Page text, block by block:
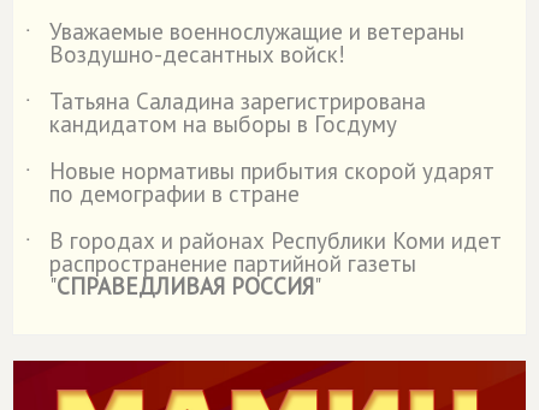
˙
Уважаемые военнослужащие и ветераны
Воздушно-десантных войск!
˙
Татьяна Саладина зарегистрирована
кандидатом на выборы в Госдуму
˙
Новые нормативы прибытия скорой ударят
по демографии в стране
˙
В городах и районах Республики Коми идет
распространение партийной газеты
"СПРАВЕДЛИВАЯ РОССИЯ"